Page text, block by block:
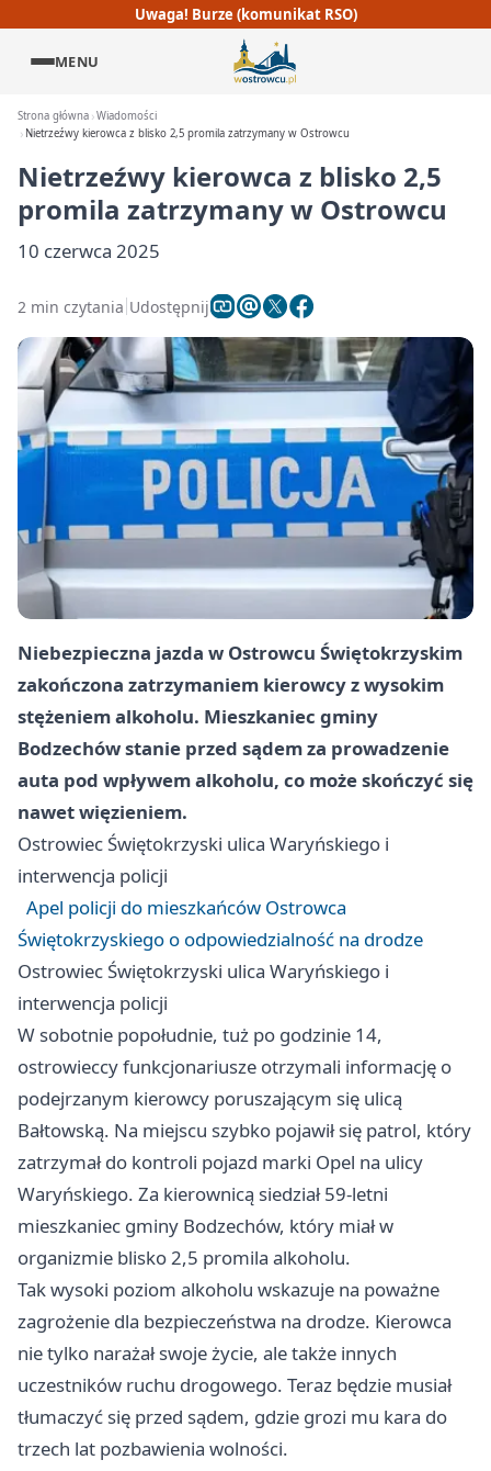
Uwaga! Burze (komunikat RSO)
MENU
Strona główna Wiadomości
Nietrzeźwy kierowca z blisko 2,5 promila zatrzymany w Ostrowcu
Nietrzeźwy kierowca z blisko 2,5
promila zatrzymany w Ostrowcu
10 czerwca 2025
2 min czytania Udostępnij
Niebezpieczna jazda w Ostrowcu Świętokrzyskim
zakończona zatrzymaniem kierowcy z wysokim
stężeniem alkoholu. Mieszkaniec gminy
Bodzechów stanie przed sądem za prowadzenie
auta pod wpływem alkoholu, co może skończyć się
nawet więzieniem.
Ostrowiec Świętokrzyski ulica Waryńskiego i
interwencja policji
Apel policji do mieszkańców Ostrowca
Świętokrzyskiego o odpowiedzialność na drodze
Ostrowiec Świętokrzyski ulica Waryńskiego i
interwencja policji
W sobotnie popołudnie, tuż po godzinie 14,
ostrowieccy funkcjonariusze otrzymali informację o
podejrzanym kierowcy poruszającym się ulicą
Bałtowską. Na miejscu szybko pojawił się patrol, który
zatrzymał do kontroli pojazd marki Opel na ulicy
Waryńskiego. Za kierownicą siedział 59-letni
mieszkaniec gminy Bodzechów, który miał w
organizmie blisko 2,5 promila alkoholu.
Tak wysoki poziom alkoholu wskazuje na poważne
zagrożenie dla bezpieczeństwa na drodze. Kierowca
nie tylko narażał swoje życie, ale także innych
uczestników ruchu drogowego. Teraz będzie musiał
tłumaczyć się przed sądem, gdzie grozi mu kara do
trzech lat pozbawienia wolności.